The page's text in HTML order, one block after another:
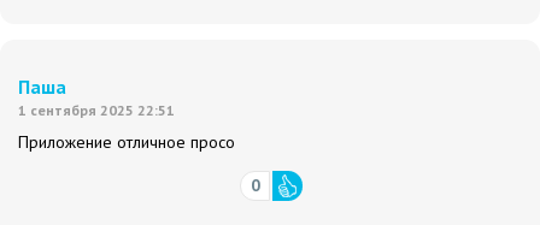
Паша
1 сентября 2025 22:51
Приложение отличное просо
0